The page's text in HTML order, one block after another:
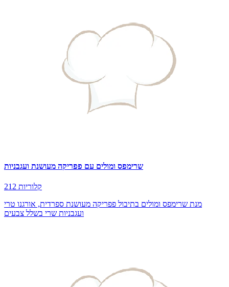
שרימפס ומולים עם פפריקה מעושנת ועגבניות
212 קלוריות
מנת שרימפס ומולים בתיבול פפריקה מעושנת ספרדית, אורגנו טרי
ועגבניות שרי בשלל צבעים